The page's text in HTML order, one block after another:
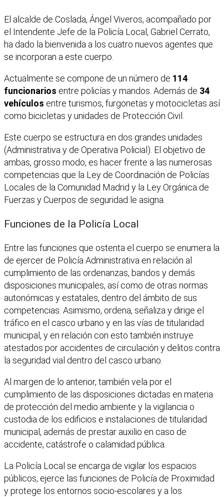
El alcalde de Coslada, Ángel Viveros, acompañado por
el Intendente Jefe de la Policía Local, Gabriel Cerrato,
ha dado la bienvenida a los cuatro nuevos agentes que
se incorporan a este cuerpo.
Actualmente se compone de un número de 114
funcionarios entre policías y mandos. Además de 34
vehículos entre turismos, furgonetas y motocicletas así
como bicicletas y unidades de Protección Civil.
Este cuerpo se estructura en dos grandes unidades
(Administrativa y de Operativa Policial). El objetivo de
ambas, grosso modo, es hacer frente a las numerosas
competencias que la Ley de Coordinación de Policías
Locales de la Comunidad Madrid y la Ley Orgánica de
Fuerzas y Cuerpos de seguridad le asigna.
Funciones de la Policía Local
Entre las funciones que ostenta el cuerpo se enumera la
de ejercer de Policía Administrativa en relación al
cumplimiento de las ordenanzas, bandos y demás
disposiciones municipales, así como de otras normas
autonómicas y estatales, dentro del ámbito de sus
competencias. Asimismo, ordena, señaliza y dirige el
tráfico en el casco urbano y en las vías de titularidad
municipal, y en relación con esto también instruye
atestados por accidentes de circulación y delitos contra
la seguridad vial dentro del casco urbano.
Al margen de lo anterior, también vela por el
cumplimiento de las disposiciones dictadas en materia
de protección del medio ambiente y la vigilancia o
custodia de los edificios e instalaciones de titularidad
municipal, además de prestar auxilio en caso de
accidente, catástrofe o calamidad pública.
La Policía Local se encarga de vigilar los espacios
públicos, ejerce las funciones de Policía de Proximidad
y protege los entornos socio-escolares y a los